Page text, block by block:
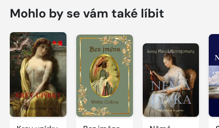
Mohlo by se vám také líbit